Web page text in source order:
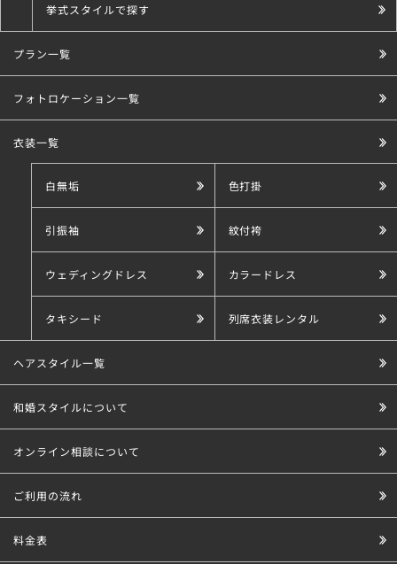
挙式スタイルで探す
こだわり条件で探す
プラン一覧
フォトロケーション一覧
衣装一覧
白無垢 色打掛
引振袖 紋付袴
ウェディングドレス カラードレス
タキシード 列席衣装レンタル
ヘアスタイル一覧
和婚スタイルについて
オンライン相談について
ご利用の流れ
料金表